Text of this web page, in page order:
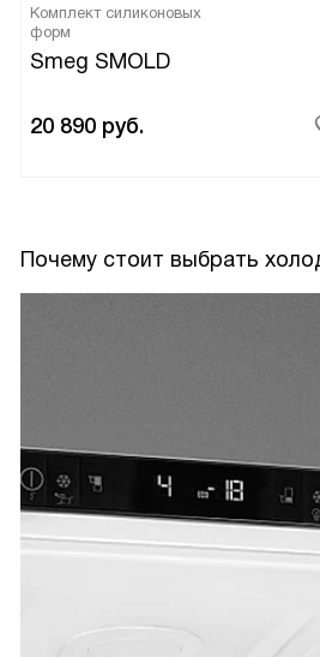
Комплект силиконовых
форм
Smeg SMOLD
20 890 руб.
Почему стоит выбрать